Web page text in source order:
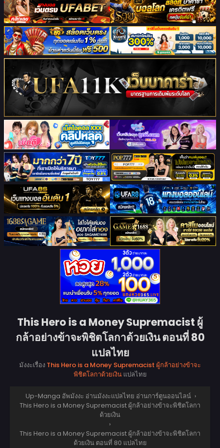
This Hero is a Money Supremacist ผู้
กล้าอย่างข้าจะพิชิตโลกาด้วยเงิน ตอนที่ 80
แปลไทย
มังงะเรื่อง This Hero is a Money Supremacist ผู้กล้าอย่างข้าจะ
พิชิตโลกาด้วยเงินแปลไทย
Up-Manga อัพมังงะ อ่านมังงะแปลไทย อ่านการ์ตูนออนไลน์ ›
This Hero is a Money Supremacist ผู้กล้าอย่างข้าจะพิชิตโลกา
ด้วยเงิน
›
This Hero is a Money Supremacist ผู้กล้าอย่างข้าจะพิชิตโลกา
ด้วยเงิน ตอนที่ 80 แปลไทย